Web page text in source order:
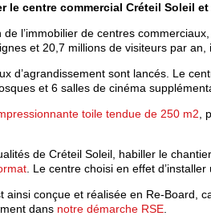
le centre commercial Créteil Soleil
de l’immobilier de centres
et 20,7 millions de visiteurs par
d’agrandissement sont lancés. Le
et 6 salles de cinéma
toile tendue de 250 m2 ,
de Créteil Soleil, habiller le
. Le centre choisi en effet
ainsi conçue et réalisée en Re-Board,
dans notre démarche RSE